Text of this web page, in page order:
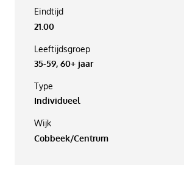
Eindtijd
21.00
Leeftijdsgroep
35-59, 60+ jaar
Type
Individueel
Wijk
Cobbeek/Centrum